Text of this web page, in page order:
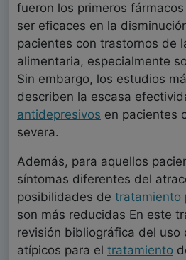
fueron los primeros
ser eficaces en la
pacientes con trastornos de
alimentaria, especialmente
Sin embargo, los estudios
describen la escasa
antidepresivos en pacientes
severa.
Además, para aquellos
síntomas diferentes del
posibilidades de tratamiento
son más reducidas En este
revisión bibliográfica del uso
atípicos para el tratamiento